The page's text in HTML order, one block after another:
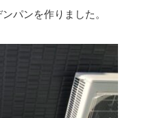
パンを作りました。